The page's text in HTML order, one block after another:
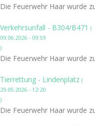
Die Feuerwehr Haar wurde
Verkehrsunfall - B304/B471 (
09.06.2026 - 09:59
)
Die Feuerwehr Haar wurde
Tierrettung - Lindenplatz (
29.05.2026 - 12:20
)
Die Feuerwehr Haar wurde